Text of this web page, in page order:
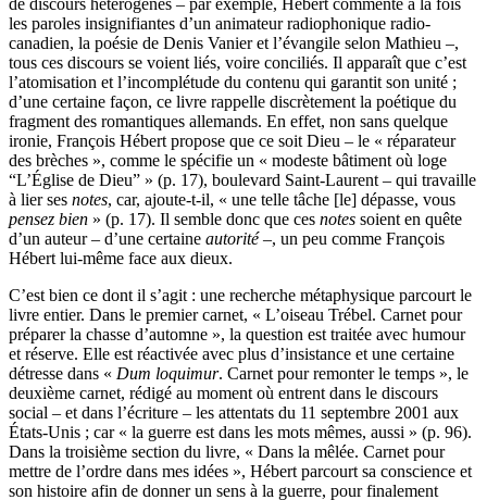
les paroles insignifiantes d’un animateur radiophonique radio-
canadien, la poésie de Denis Vanier et l’évangile selon Mathieu –,
tous ces discours se voient liés, voire conciliés. Il apparaît que c’est
l’atomisation et l’incomplétude du contenu qui garantit son unité ;
d’une certaine façon, ce livre rappelle discrètement la poétique du
fragment des romantiques allemands. En effet, non sans quelque
ironie, François Hébert propose que ce soit Dieu – le « réparateur
des brèches », comme le spécifie un « modeste bâtiment où loge
“L’Église de Dieu” » (p. 17), boulevard Saint-Laurent – qui travaille
à lier ses notes, car, ajoute-t-il, « une telle tâche [le] dépasse, vous
pensez bien » (p. 17). Il semble donc que ces notes soient en quête
d’un auteur – d’une certaine autorité–, un peu comme François
Hébert lui-même face aux dieux.
C’est bien ce dont il s’agit : une recherche métaphysique parcourt le
livre entier. Dans le premier carnet, « L’oiseau Trébel. Carnet pour
préparer la chasse d’automne », la question est traitée avec humour
et réserve. Elle est réactivée avec plus d’insistance et une certaine
détresse dans « Dum loquimur. Carnet pour remonter le temps », le
deuxième carnet, rédigé au moment où entrent dans le discours
social – et dans l’écriture – les attentats du 11 septembre 2001 aux
États-Unis ; car « la guerre est dans les mots mêmes, aussi » (p. 96).
Dans la troisième section du livre, « Dans la mêlée. Carnet pour
mettre de l’ordre dans mes idées », Hébert parcourt sa conscience et
son histoire afin de donner un sens à la guerre, pour finalement